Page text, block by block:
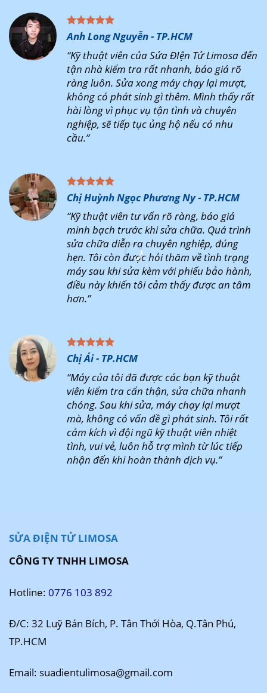
Anh Long Nguyễn - TP.HCM
“Kỹ thuật viên của Sửa ĐIện Tử Limosa đến
tận nhà kiểm tra rất nhanh, báo giá rõ
ràng luôn. Sửa xong máy chạy lại mượt,
không có phát sinh gì thêm. Mình thấy rất
hài lòng vì phục vụ tận tình và chuyên
nghiệp, sẽ tiếp tục ủng hộ nếu có nhu
cầu.”
Chị Huỳnh Ngọc Phương Ny - TP.HCM
“Kỹ thuật viên tư vấn rõ ràng, báo giá
minh bạch trước khi sửa chữa. Quá trình
sửa chữa diễn ra chuyên nghiệp, đúng
hẹn. Tôi còn được hỏi thăm về tình trạng
máy sau khi sửa kèm với phiếu bảo hành,
điều này khiến tôi cảm thấy được an tâm
hơn.”
Chị Ái - TP.HCM
“Máy của tôi đã được các bạn kỹ thuật
viên kiểm tra cẩn thận, sửa chữa nhanh
chóng. Sau khi sửa, máy chạy lại mượt
mà, không có vấn đề gì phát sinh. Tôi rất
cảm kích vì đội ngũ kỹ thuật viên nhiệt
tình, vui vẻ, luôn hỗ trợ mình từ lúc tiếp
nhận đến khi hoàn thành dịch vụ.”
SỬA ĐIỆN TỬ LIMOSA
CÔNG TY TNHH LIMOSA
Hotline: 0776 103 892
Đ/C: 32 Luỹ Bán Bích, P. Tân Thới Hòa, Q.Tân Phú,
TP.HCM
Email: suadientulimosa@gmail.com